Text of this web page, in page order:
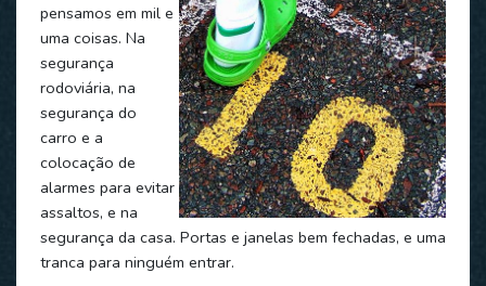
pensamos em mil e
uma coisas. Na
segurança
rodoviária, na
segurança do
carro e a
colocação de
alarmes para evitar
assaltos, e na
segurança da casa. Portas e janelas bem fechadas, e uma
tranca para ninguém entrar.